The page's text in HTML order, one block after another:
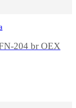
204 br OEX